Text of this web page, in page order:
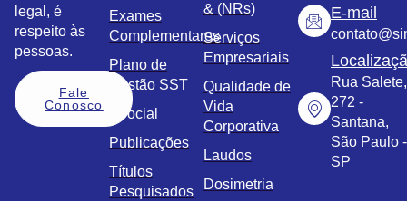
legal, é
respeito às
pessoas.
Fale
Conosco
Exames
Complementares
Plano de
Gestão SST
eSocial
Publicações
Títulos
Pesquisados
& (NRs)
Serviços
Empresariais
Qualidade de
Vida
Corporativa
Laudos
Dosimetria
E-mail
Rua Salete,
272 -
Santana,
São Paulo -
SP